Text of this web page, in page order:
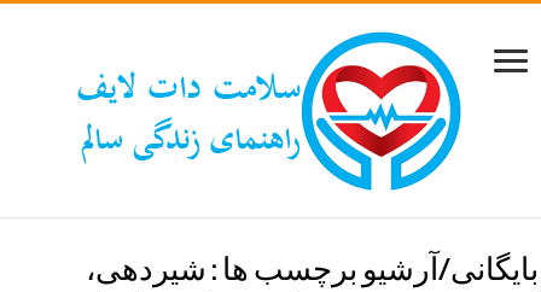
بایگانی/آرشیو برچسب ها : شیردهی،